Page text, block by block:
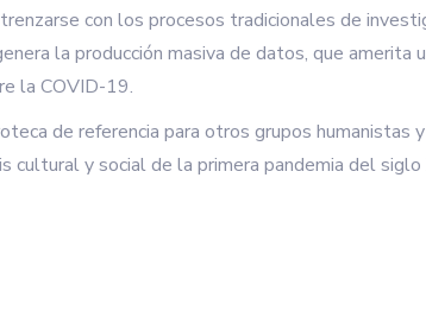
con los procesos tradicionales de
la producción masiva de datos, que amerita
la COVID-19.
de referencia para otros grupos humanistas
y social de la primera pandemia del siglo